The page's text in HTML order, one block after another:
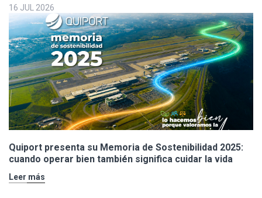
16 JUL 2026
Quiport presenta su Memoria de Sostenibilidad 2025:
cuando operar bien también significa cuidar la vida
Leer más